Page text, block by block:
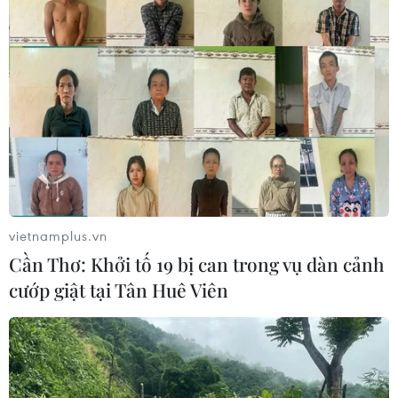
Chủ tịch Liên đoàn Bóng đá thế giới
chịu sức ép chưa từng có
06/08/2026 04:12
Futsal Việt Nam bất bại sau trận hòa
khó tin trước chủ nhà Thái Lan
06/08/2026 02:38
Toàn cảnh ASEAN Cup: Thái
Lan "thắng như chẻ tre", thách thức
tuyển Việt Nam
05/08/2026 07:15
vietnamplus.vn
Cần Thơ: Khởi tố 19 bị can trong vụ dàn cảnh
cướp giật tại Tân Huê Viên